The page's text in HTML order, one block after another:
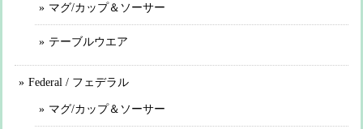
マグ/カップ＆ソーサー
テーブルウエア
Federal / フェデラル
マグ/カップ＆ソーサー